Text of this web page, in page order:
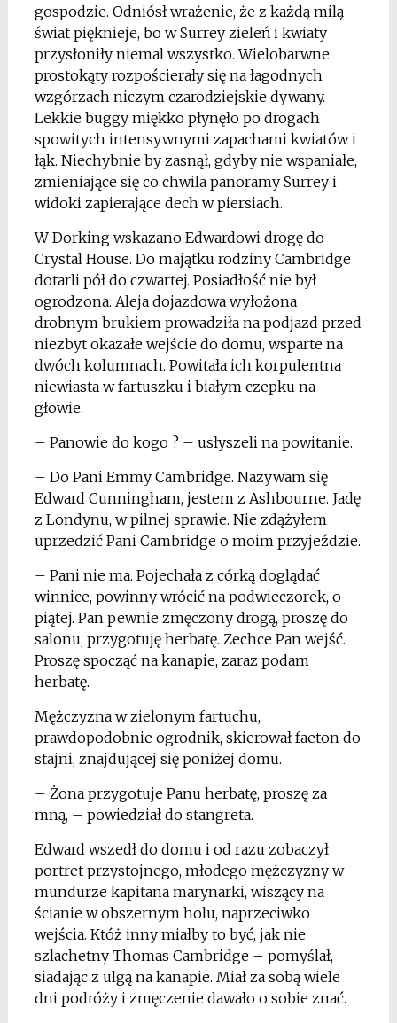
gospodzie. Odniósł wrażenie, że z każdą milą
świat pięknieje, bo w Surrey zieleń i kwiaty
przysłoniły niemal wszystko. Wielobarwne
prostokąty rozpościerały się na łagodnych
wzgórzach niczym czarodziejskie dywany.
Lekkie buggy miękko płynęło po drogach
spowitych intensywnymi zapachami kwiatów i
łąk. Niechybnie by zasnął, gdyby nie wspaniałe,
zmieniające się co chwila panoramy Surrey i
widoki zapierające dech w piersiach.
W Dorking wskazano Edwardowi drogę do
Crystal House. Do majątku rodziny Cambridge
dotarli pół do czwartej. Posiadłość nie był
ogrodzona. Aleja dojazdowa wyłożona
drobnym brukiem prowadziła na podjazd przed
niezbyt okazałe wejście do domu, wsparte na
dwóch kolumnach. Powitała ich korpulentna
niewiasta w fartuszku i białym czepku na
głowie.
– Panowie do kogo ? – usłyszeli na powitanie.
– Do Pani Emmy Cambridge. Nazywam się
Edward Cunningham, jestem z Ashbourne. Jadę
z Londynu, w pilnej sprawie. Nie zdążyłem
uprzedzić Pani Cambridge o moim przyjeździe.
– Pani nie ma. Pojechała z córką doglądać
winnice, powinny wrócić na podwieczorek, o
piątej. Pan pewnie zmęczony drogą, proszę do
salonu, przygotuję herbatę. Zechce Pan wejść.
Proszę spocząć na kanapie, zaraz podam
herbatę.
Mężczyzna w zielonym fartuchu,
prawdopodobnie ogrodnik, skierował faeton do
stajni, znajdującej się poniżej domu.
– Żona przygotuje Panu herbatę, proszę za
mną, – powiedział do stangreta.
Edward wszedł do domu i od razu zobaczył
portret przystojnego, młodego mężczyzny w
mundurze kapitana marynarki, wiszący na
ścianie w obszernym holu, naprzeciwko
wejścia. Któż inny miałby to być, jak nie
szlachetny Thomas Cambridge – pomyślał,
siadając z ulgą na kanapie. Miał za sobą wiele
dni podróży i zmęczenie dawało o sobie znać.